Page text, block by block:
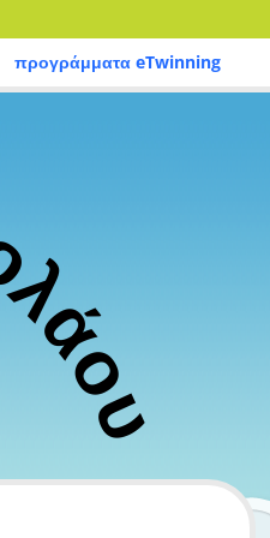
προγράμματα eTwinning
ά
ο
υ